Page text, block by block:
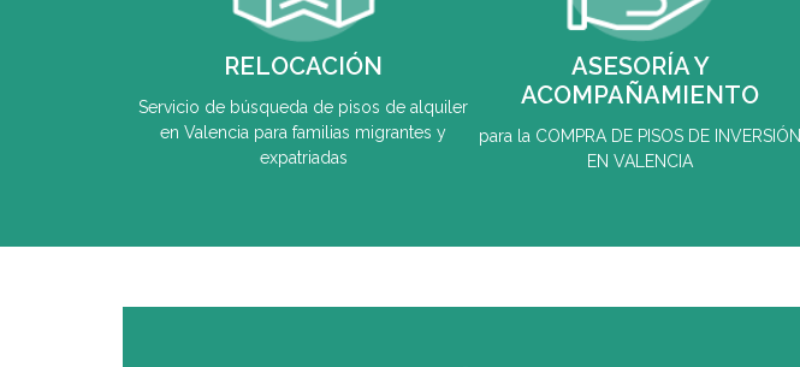
RELOCACIÓN
Servicio de búsqueda de pisos de alquiler
en Valencia para familias migrantes y
expatriadas
ASESORÍA Y
ACOMPAÑAMIENTO
para la COMPRA DE PISOS DE INVERSIÓN
EN VALENCIA